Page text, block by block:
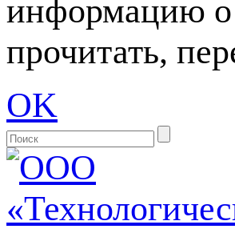
информацию о
прочитать,
OK